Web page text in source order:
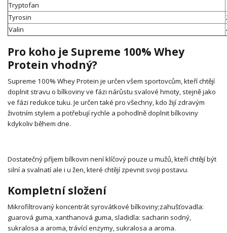
Tryptofan
Tyrosin
Valin
Pro koho je Supreme 100% Whey
Protein vhodný?
Supreme 100% Whey Protein je určen všem sportovcům, kteří chtějí
doplnit stravu o bílkoviny ve fázi nárůstu svalové hmoty, stejně jako
ve fázi redukce tuku. Je určen také pro všechny, kdo žijí zdravým
životním stylem a potřebují rychle a pohodlně doplnit bílkoviny
kdykoliv během dne.
Dostatečný příjem bílkovin není klíčový pouze u mužů, kteří chtějí být
silní a svalnatí ale i u žen, které chtějí zpevnit svoji postavu.
Kompletní složení
Mikrofiltrovaný koncentrát syrovátkové bílkoviny;zahušťovadla:
guarová guma, xanthanová guma, sladidla: sacharin sodný,
sukralosa a aroma, trávící enzymy, sukralosa a aroma.